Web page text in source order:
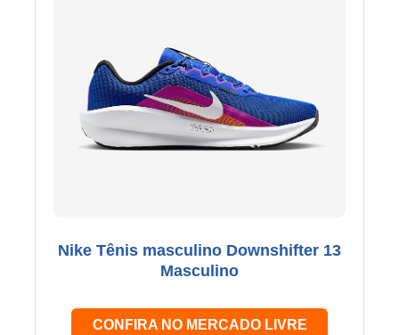
Nike Tênis masculino Downshifter 13
Masculino
CONFIRA NO MERCADO LIVRE